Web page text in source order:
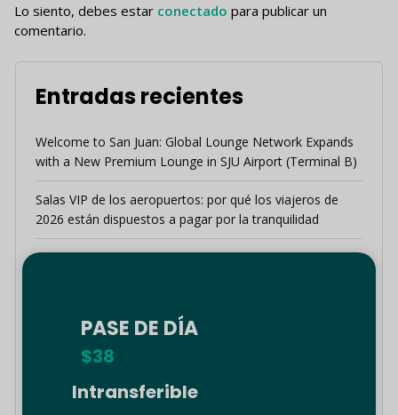
Lo siento, debes estar conectado para publicar un
comentario.
Entradas recientes
Welcome to San Juan: Global Lounge Network Expands
with a New Premium Lounge in SJU Airport (Terminal B)
Salas VIP de los aeropuertos: por qué los viajeros de
2026 están dispuestos a pagar por la tranquilidad
Guía de viaje de verano a Grecia: Escapa del calor
Redefiniendo el «Hub de las Américas»: cómo Global
Lounge Network y Sky Concierge mejoran tu experiencia
en el aeropuerto de Panamá
Global Lounge Network inaugura la nueva sala VIP
PASE DE DÍA
$38
Intransferible